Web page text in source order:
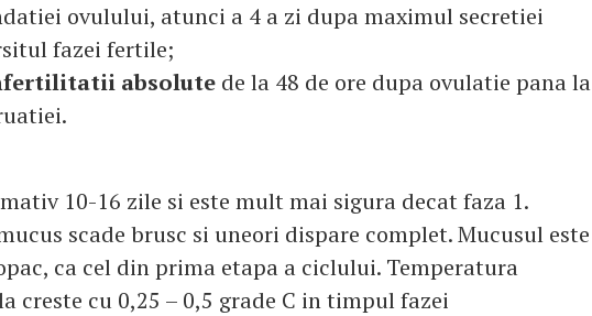
ovulului, atunci a 4 a zi dupa maximul secretiei
fazei fertile;
absolute de la 48 de ore dupa ovulatie pana la
10-16 zile si este mult mai sigura decat faza 1.
scade brusc si uneori dispare complet. Mucusul este
ca cel din prima etapa a ciclului. Temperatura
creste cu 0,25 – 0,5 grade C in timpul fazei